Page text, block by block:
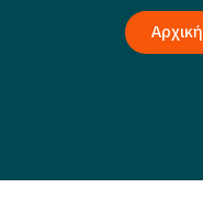
Αρχική